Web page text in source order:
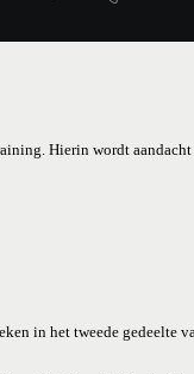
Hierin wordt
in het tweede gedeelte